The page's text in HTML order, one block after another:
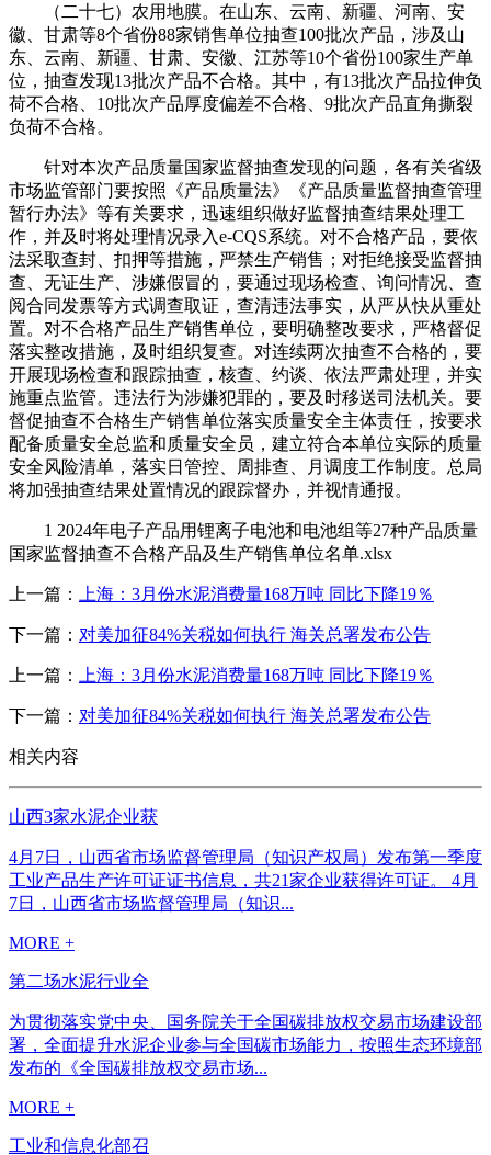
（二十七）农用地膜。在山东、云南、新疆、河南、安
徽、甘肃等8个省份88家销售单位抽查100批次产品，涉及山
东、云南、新疆、甘肃、安徽、江苏等10个省份100家生产单
位，抽查发现13批次产品不合格。其中，有13批次产品拉伸负
荷不合格、10批次产品厚度偏差不合格、9批次产品直角撕裂
负荷不合格。
针对本次产品质量国家监督抽查发现的问题，各有关省级
市场监管部门要按照《产品质量法》《产品质量监督抽查管理
暂行办法》等有关要求，迅速组织做好监督抽查结果处理工
作，并及时将处理情况录入e-CQS系统。对不合格产品，要依
法采取查封、扣押等措施，严禁生产销售；对拒绝接受监督抽
查、无证生产、涉嫌假冒的，要通过现场检查、询问情况、查
阅合同发票等方式调查取证，查清违法事实，从严从快从重处
置。对不合格产品生产销售单位，要明确整改要求，严格督促
落实整改措施，及时组织复查。对连续两次抽查不合格的，要
开展现场检查和跟踪抽查，核查、约谈、依法严肃处理，并实
施重点监管。违法行为涉嫌犯罪的，要及时移送司法机关。要
督促抽查不合格生产销售单位落实质量安全主体责任，按要求
配备质量安全总监和质量安全员，建立符合本单位实际的质量
安全风险清单，落实日管控、周排查、月调度工作制度。总局
将加强抽查结果处置情况的跟踪督办，并视情通报。
1 2024年电子产品用锂离子电池和电池组等27种产品质量
国家监督抽查不合格产品及生产销售单位名单.xlsx
上一篇： 上海：3月份水泥消费量168万吨 同比下降19％
下一篇： 对美加征84%关税如何执行 海关总署发布公告
上一篇： 上海：3月份水泥消费量168万吨 同比下降19％
下一篇： 对美加征84%关税如何执行 海关总署发布公告
相关内容
山西3家水泥企业获
4月7日，山西省市场监督管理局（知识产权局）发布第一季度
工业产品生产许可证证书信息，共21家企业获得许可证。 4月
7日，山西省市场监督管理局（知识...
MORE +
第二场水泥行业全
为贯彻落实党中央、国务院关于全国碳排放权交易市场建设部
署，全面提升水泥企业参与全国碳市场能力，按照生态环境部
发布的《全国碳排放权交易市场...
MORE +
工业和信息化部召